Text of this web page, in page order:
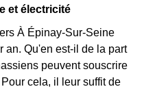
et électricité
À Épinay-Sur-Seine
an. Qu'en est-il de la part
peuvent souscrire
cela, il leur suffit de